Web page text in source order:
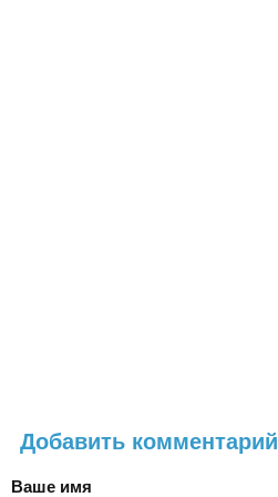
Добавить комментарий
Ваше имя